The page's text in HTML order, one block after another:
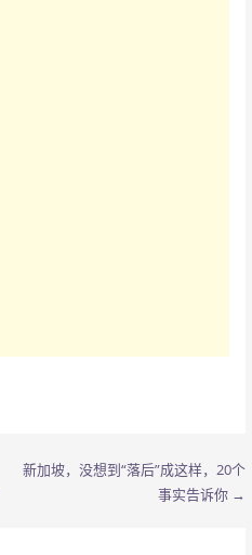
新加坡，没想到“落后”成这样，20个
事实告诉你 →